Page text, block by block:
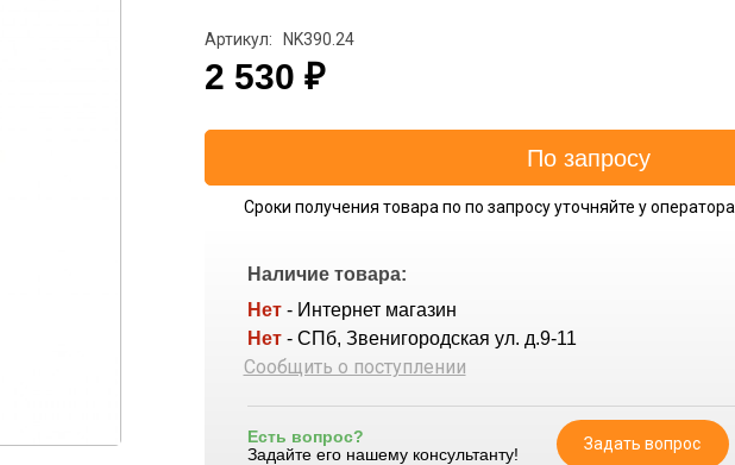
Артикул: NK390.24
2 530 ₽
Сроки получения товара по по запросу уточняйте у оператора
Наличие товара:
Нет - Интернет магазин
Нет - СПб, Звенигородская ул. д.9-11
Сообщить о поступлении
Есть вопрос?
Задайте его нашему консультанту!
Задать вопрос